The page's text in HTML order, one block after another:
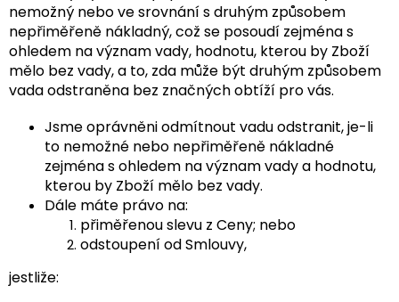
nemožný nebo ve srovnání s druhým způsobem
nepřiměřeně nákladný, což se posoudí zejména s
ohledem na význam vady, hodnotu, kterou by Zboží
mělo bez vady, a to, zda může být druhým způsobem
vada odstraněna bez značných obtíží pro vás.
Jsme oprávněni odmítnout vadu odstranit, je-li
to nemožné nebo nepřiměřeně nákladné
zejména s ohledem na význam vady a hodnotu,
kterou by Zboží mělo bez vady.
Dále máte právo na:
přiměřenou slevu z Ceny; nebo
odstoupení od Smlouvy,
jestliže: